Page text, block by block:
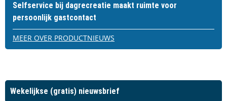
Selfservice bij dagrecreatie maakt ruimte voor
persoonlijk gastcontact
MEER OVER PRODUCTNIEUWS
Wekelijkse (gratis) nieuwsbrief